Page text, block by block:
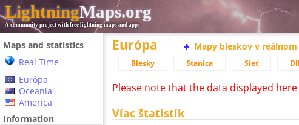
LightningMaps.org
A community project with free lightning maps and apps
Maps and statistics
Real Time
Európa
Oceania
America
Information
Európa Mapy bleskov v reálnom
Blesky Stanica Sieť
Please note that the data displayed
Víac štatistík